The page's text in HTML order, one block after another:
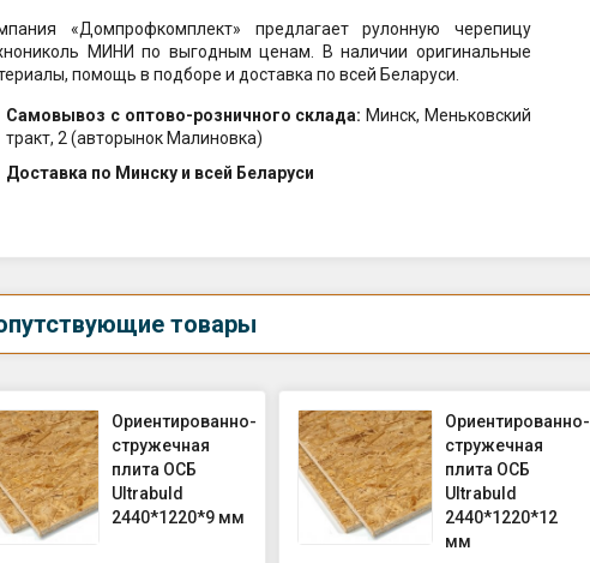
«Домпрофкомплект» предлагает рулонную черепицу
МИНИ по выгодным ценам. В наличии оригинальные
помощь в подборе и доставка по всей Беларуси.
Самовывоз c оптово-розничного склада: Минск, Меньковский
тракт, 2 (авторынок Малиновка)
Доставка по Минску и всей Беларуси
товары
Ориентированно-
стружечная
плита ОСБ
Ultrabuld
2440*1220*9 мм
Ориентированно-
стружечная
плита ОСБ
Ultrabuld
2440*1220*12
мм